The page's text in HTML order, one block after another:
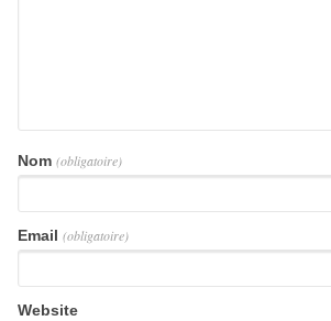
Nom (obligatoire)
Email (obligatoire)
Website